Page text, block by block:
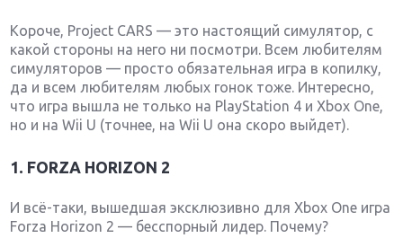
Короче, Project CARS — это настоящий симулятор, с
какой стороны на него ни посмотри. Всем любителям
симуляторов — просто обязательная игра в копилку,
да и всем любителям любых гонок тоже. Интересно,
что игра вышла не только на PlayStation 4 и Xbox One,
но и на Wii U (точнее, на Wii U она скоро выйдет).
1. FORZA HORIZON 2
И всё-таки, вышедшая эксклюзивно для Xbox One игра
Forza Horizon 2 — бесспорный лидер. Почему?